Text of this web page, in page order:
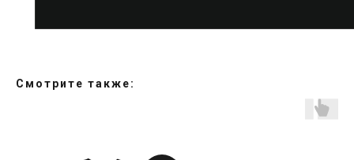
Смотрите также: